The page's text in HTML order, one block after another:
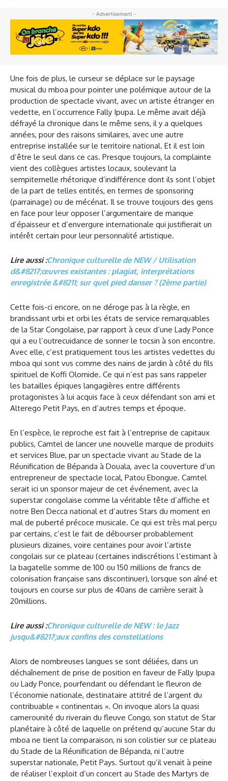
- Advertisement -
Une fois de plus, le curseur se déplace sur le paysage
musical du mboa pour pointer une polémique autour de la
production de spectacle vivant, avec un artiste étranger en
vedette, en l’occurrence Fally Ipupa. Le même avait déjà
défrayé la chronique dans le même sens, il y a quelques
années, pour des raisons similaires, avec une autre
entreprise installée sur le territoire national. Et il est loin
d’être le seul dans ce cas. Presque toujours, la complainte
vient des collègues artistes locaux, soulevant la
sempiternelle rhétorique d’indifférence dont ils sont l’objet
de la part de telles entités, en termes de sponsoring
(parrainage) ou de mécénat. Il se trouve toujours des gens
en face pour leur opposer l’argumentaire de manque
d’épaisseur et d’envergure internationale qui justifierait un
intérêt certain pour leur personnalité artistique.
Lire aussi :Chronique culturelle de NEW / Utilisation
d&#8217;œuvres existantes : plagiat, interprétations
enregistrée &#8211; sur quel pied danser ? (2ème partie)
Cette fois-ci encore, on ne déroge pas à la règle, en
brandissant urbi et orbi les états de service remarquables
de la Star Congolaise, par rapport à ceux d’une Lady Ponce
qui a eu l’outrecuidance de sonner le tocsin à son encontre.
Avec elle, c’est pratiquement tous les artistes vedettes du
mboa qui sont vus comme des nains de jardin à côté du fils
spirituel de Koffi Olomide. Ce qui n’est pas sans rappeler
les batailles épiques langagières entre différents
protagonistes à lui acquis face à ceux défendant son ami et
Alterego Petit Pays, en d’autres temps et époque.
En l’espèce, le reproche est fait à l’entreprise de capitaux
publics, Camtel de lancer une nouvelle marque de produits
et services Blue, par un spectacle vivant au Stade de la
Réunification de Bépanda à Douala, avec la couverture d’un
entrepreneur de spectacle local, Patou Ebongue. Camtel
serait ici un sponsor majeur de cet événement, avec la
superstar congolaise comme la véritable tête d’affiche et
notre Ben Decca national et d’autres Stars du moment en
mal de puberté précoce musicale. Ce qui est très mal perçu
par certains, c’est le fait de débourser probablement
plusieurs dizaines, voire centaines pour avoir l’artiste
congolais sur ce plateau (certaines indiscrétions l’estimant à
la bagatelle somme de 100 ou 150 millions de francs de
colonisation française sans discontinuer), lorsque son aîné et
toujours en course sur plus de 40ans de carrière serait à
20millions.
Lire aussi :Chronique culturelle de NEW : le Jazz
jusqu&#8217;aux confins des constellations
Alors de nombreuses langues se sont déliées, dans un
déchaînement de prise de position en faveur de Fally Ipupa
ou Lady Ponce, pourfendant ou défendant le fleuron de
l’économie nationale, destinataire attitré de l’argent du
contribuable « continentais ». On invoque alors la quasi
camerounité du riverain du fleuve Congo, son statut de Star
planétaire à côté de laquelle on prétend qu’aucune Star du
mboa ne tient la comparaison, ni son colistier sur ce plateau
du Stade de la Réunification de Bépanda, ni l’autre
superstar nationale, Petit Pays. Surtout qu’il venait à peine
de réaliser l’exploit d’un concert au Stade des Martyrs de